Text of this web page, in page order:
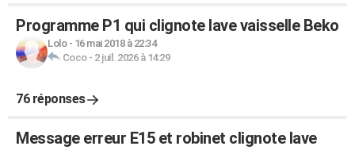
Programme P1 qui clignote lave vaisselle Beko
Lolo- 16 mai 2018 à 22:34
Coco- 2 juil. 2026 à 14:29
76 réponses
Message erreur E15 et robinet clignote lave